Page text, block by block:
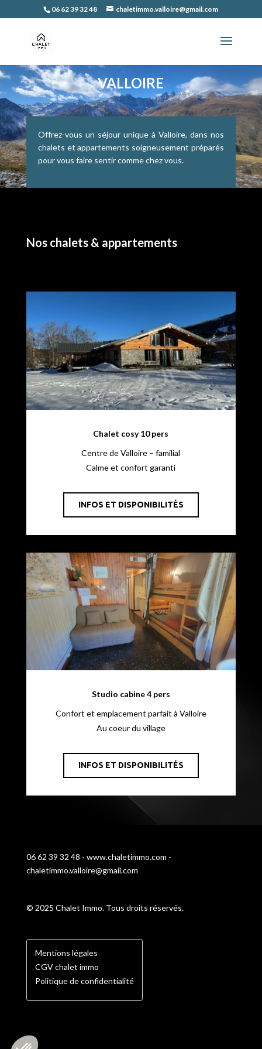
06 62 39 32 48 chaletimmo.valloire@gmail.com
VALLOIRE
Offrez-vous un séjour unique à Valloire, dans nos
chalets et appartements soigneusement préparés
pour vous faire sentir comme chez vous.
Nos chalets & appartements
Chalet cosy 10 pers
Centre de Valloire – familial
Calme et confort garanti
INFOS ET DISPONIBILITÉS
Studio cabine 4 pers
Confort et emplacement parfait à Valloire
Au coeur du village
INFOS ET DISPONIBILITÉS
06 62 39 32 48 - www.chaletimmo.com -
chaletimmo.valloire@gmail.com
© 2025 Chalet Immo. Tous droits réservés.
Mentions légales
CGV chalet immo
Politique de confidentialité